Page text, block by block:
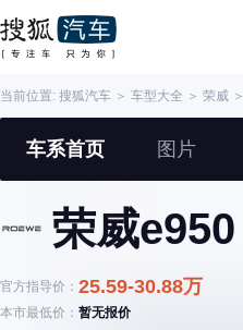
当前位置: 搜狐汽车 ＞ 车型大全 ＞ 荣威 ＞
车系首页 图片
荣威e950
官方指导价： 25.59-30.88万
本市最低价： 暂无报价